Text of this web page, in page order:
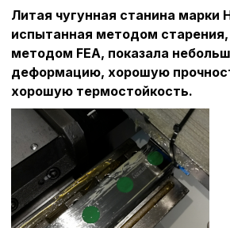
Литая чугунная станина марки
испытанная методом старения,
методом FEA, показала
деформацию, хорошую
хорошую термостойкость.